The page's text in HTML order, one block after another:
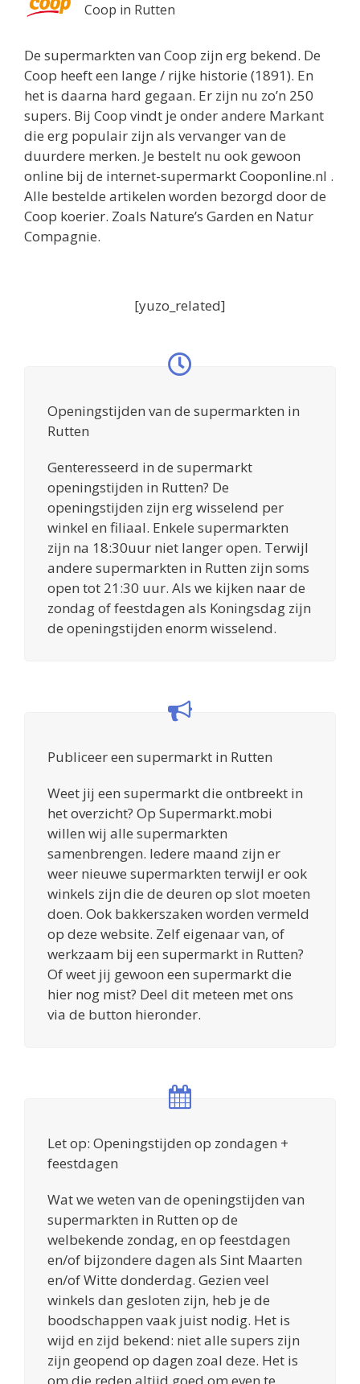
Coop in Rutten
De supermarkten van Coop zijn erg bekend. De
Coop heeft een lange / rijke historie (1891). En
het is daarna hard gegaan. Er zijn nu zo’n 250
supers. Bij Coop vindt je onder andere Markant
die erg populair zijn als vervanger van de
duurdere merken. Je bestelt nu ook gewoon
online bij de internet-supermarkt Cooponline.nl .
Alle bestelde artikelen worden bezorgd door de
Coop koerier. Zoals Nature’s Garden en Natur
Compagnie.
[yuzo_related]
Openingstijden van de supermarkten in
Rutten
Genteresseerd in de supermarkt
openingstijden in Rutten? De
openingstijden zijn erg wisselend per
winkel en filiaal. Enkele supermarkten
zijn na 18:30uur niet langer open. Terwijl
andere supermarkten in Rutten zijn soms
open tot 21:30 uur. Als we kijken naar de
zondag of feestdagen als Koningsdag zijn
de openingstijden enorm wisselend.
Publiceer een supermarkt in Rutten
Weet jij een supermarkt die ontbreekt in
het overzicht? Op Supermarkt.mobi
willen wij alle supermarkten
samenbrengen. Iedere maand zijn er
weer nieuwe supermarkten terwijl er ook
winkels zijn die de deuren op slot moeten
doen. Ook bakkerszaken worden vermeld
op deze website. Zelf eigenaar van, of
werkzaam bij een supermarkt in Rutten?
Of weet jij gewoon een supermarkt die
hier nog mist? Deel dit meteen met ons
via de button hieronder.
Let op: Openingstijden op zondagen +
feestdagen
Wat we weten van de openingstijden van
supermarkten in Rutten op de
welbekende zondag, en op feestdagen
en/of bijzondere dagen als Sint Maarten
en/of Witte donderdag. Gezien veel
winkels dan gesloten zijn, heb je de
boodschappen vaak juist nodig. Het is
wijd en zijd bekend: niet alle supers zijn
zijn geopend op dagen zoal deze. Het is